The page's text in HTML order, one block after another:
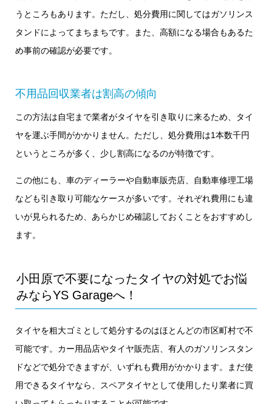
うところもあります。ただし、処分費用に関してはガソリンス
タンドによってまちまちです。また、高額になる場合もあるた
め事前の確認が必要です。
不用品回収業者は割高の傾向
この方法は自宅まで業者がタイヤを引き取りに来るため、タイ
ヤを運ぶ手間がかかりません。ただし、処分費用は1本数千円
というところが多く、少し割高になるのが特徴です。
この他にも、車のディーラーや自動車販売店、自動車修理工場
なども引き取り可能なケースが多いです。それぞれ費用にも違
いが見られるため、あらかじめ確認しておくことをおすすめし
ます。
小田原で不要になったタイヤの対処でお悩
みならYS Garageへ！
タイヤを粗大ゴミとして処分するのはほとんどの市区町村で不
可能です。カー用品店やタイヤ販売店、有人のガソリンスタン
ドなどで処分できますが、いずれも費用がかかります。まだ使
用できるタイヤなら、スペアタイヤとして使用したり業者に買